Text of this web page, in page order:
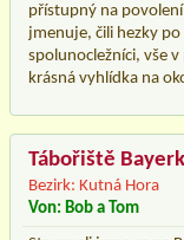
přístupný na
jmenuje, čili hezky
spolunocležníci, vše
krásná vyhlídka na
Tábořiště
Bezirk: Kutná Hora
Von: Bob a Tom